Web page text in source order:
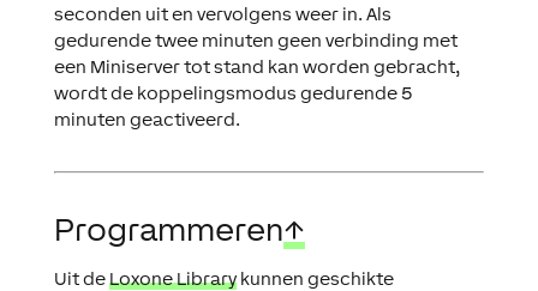
seconden uit en vervolgens weer in. Als
gedurende twee minuten geen verbinding met
een Miniserver tot stand kan worden gebracht,
wordt de koppelingsmodus gedurende 5
minuten geactiveerd.
Programmeren↑
Uit deLoxone Librarykunnen geschikte